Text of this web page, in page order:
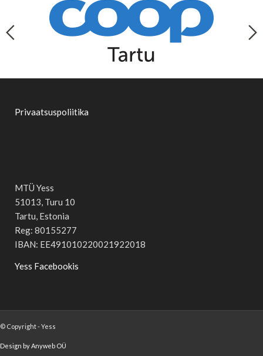
Privaatsuspoliitika
MTÜ Yess
51013, Turu 10
Tartu, Estonia
Reg: 80155277
IBAN: EE491010220021922018
Yess Facebookis
© Copyright - Yess
Design by Anyweb OÜ